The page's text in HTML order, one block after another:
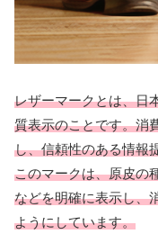
レザーマークとは、日
質表示のことです。消
し、信頼性のある情報
このマークは、原皮の
などを明確に表示し、
ようにしています。